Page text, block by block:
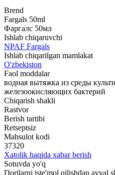
Brend
Fargals 50ml
Фаргалс 50мл
Ishlab chiqaruvchi
NPAF Fargals
Ishlab chiqarilgan mamlakat
O'zbekiston
Faol moddalar
водная вытяжка из среды
железоокисляющих бактерий
Chiqarish shakli
Rastvor
Berish tartibi
Retseptsiz
Mahsulot kodi
37320
Xatolik haqida xabar berish
Sotuvda yo'q
Dorilarni iste'mol qilishdan avval